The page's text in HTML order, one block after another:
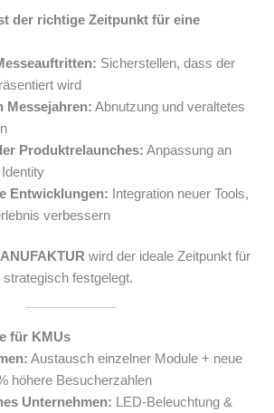
der richtige Zeitpunkt für eine
Sicherstellen, dass der
wird
Messejahren: Abnutzung und veraltetes
Produktrelaunches: Anpassung an
Entwicklungen: Integration neuer Tools,
verbessern
wird der ideale Zeitpunkt für
festgelegt.
für KMUs
Austausch einzelner Module + neue
höhere Besucherzahlen
Unternehmen: LED-Beleuchtung &